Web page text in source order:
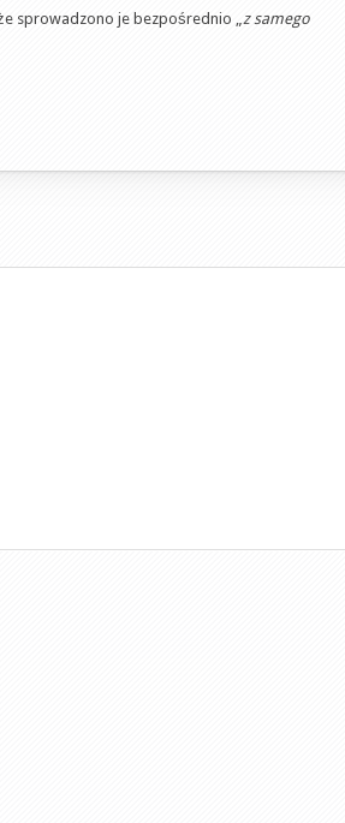
sprowadzono je bezpośrednio „z samego